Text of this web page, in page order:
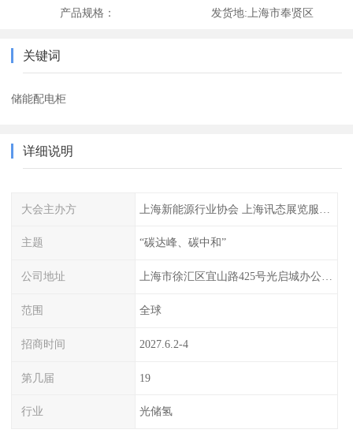
产品规格： 发货地:上海市奉贤区
关键词
储能配电柜
详细说明
大会主办方
主题 “碳达峰、碳中和”
公司地址 上海市徐汇区宜山路425号光启城办公楼905-907室
范围 全球
招商时间 2027.6.2-4
第几届 19
行业 光储氢